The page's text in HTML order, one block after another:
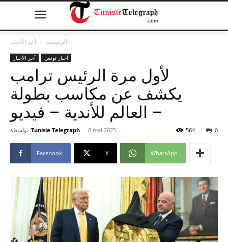
الرئيسية آخر الأخبار
آخر الأخبار أخبار تونس
لأول مرة الرئيس ترامب
يكشف عن مكاسب بطولة
العالم للأندية – فيديو –
بواسطة Tunisie Telegraph - 8 mai 2025 0
564
Facebook X WhatsApp